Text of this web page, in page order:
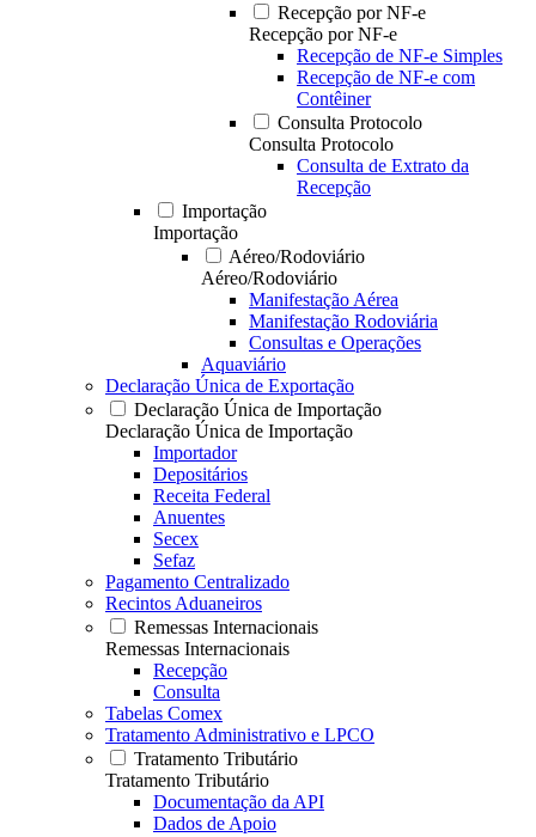
Recepção por NF-e
Recepção por NF-e
Recepção de NF-e Simples
Recepção de NF-e com
Contêiner
Consulta Protocolo
Consulta Protocolo
Consulta de Extrato da
Recepção
Importação
Importação
Aéreo/Rodoviário
Aéreo/Rodoviário
Manifestação Aérea
Manifestação Rodoviária
Consultas e Operações
Aquaviário
Declaração Única de Exportação
Declaração Única de Importação
Declaração Única de Importação
Importador
Depositários
Receita Federal
Anuentes
Secex
Sefaz
Pagamento Centralizado
Recintos Aduaneiros
Remessas Internacionais
Remessas Internacionais
Recepção
Consulta
Tabelas Comex
Tratamento Administrativo e LPCO
Tratamento Tributário
Tratamento Tributário
Documentação da API
Dados de Apoio